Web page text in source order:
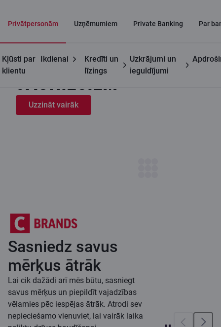
Privātpersonām Uzņēmumiem Private Banking Par
Kļūsti par
klientu
Ikdienai
Kredīti un
līzings
Uzkrājumi un
ieguldījumi
PIEDĀVĀJUMS
BĒRNIEM UN
JAUNIEŠIEM
Uzzināt vairāk
Sasniedz savus
mērķus ātrāk
Lai cik dažādi arī mēs būtu, sasniegt
savus mērķus un piepildīt vajadzības
vēlamies pēc iespējas ātrāk. Atrodi sev
nepieciešamo vienuviet, lai vairāk laika